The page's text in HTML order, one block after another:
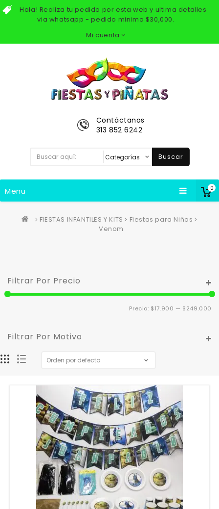
Hola! Realiza tu pedido por esta web y ultima detalles
via whatsapp - pedido minimo $30,000.
Mi cuenta
0
Contáctanos
313 852 6242
Buscar
Menu
FIESTAS INFANTILES Y KITS
Fiestas para Niños
Venom
Filtrar Por Precio
Precio: $17.900 — $249.000
Filtrar Por Motivo